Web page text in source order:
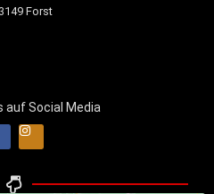
Forst
auf Social Media